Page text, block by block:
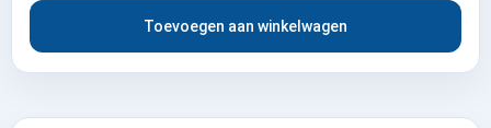
Toevoegen aan winkelwagen